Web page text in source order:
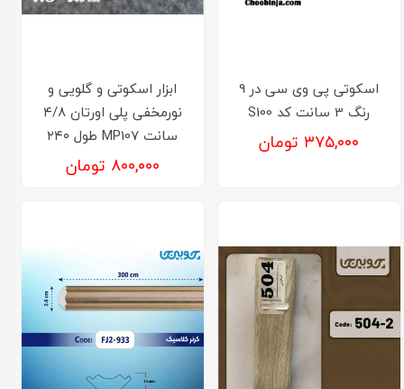
اسکوتی پی وی سی در 9
رنگ 3 سانت کد S100
۳۷۵,۰۰۰ تومان
ابزار اسکوتی و گلویی و
نورمخفی پلی اورتان ۴/۸
سانت MP107 طول ۲۴۰
۸۰۰,۰۰۰ تومان